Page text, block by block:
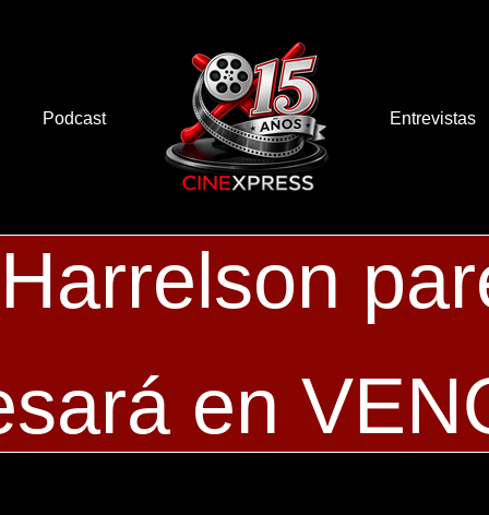
Podcast Entrevistas
en